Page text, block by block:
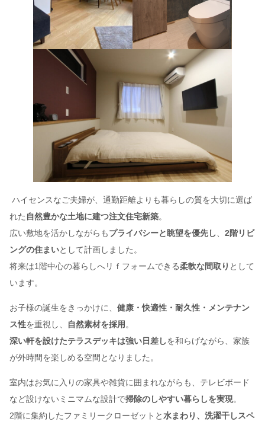
ハイセンスなご夫婦が、通勤距離よりも暮らしの質を大切に選ば
れた 自然豊かな土地に建つ注文住宅新築。
広い敷地を活かしながらもプライバシーと眺望を優先し、 2階リビ
ングの住まいとして計画しました。
将来は1階中心の暮らしへリｆフォームできる柔軟な間取り として
います。
お子様の誕生をきっかけに、 健康・快適性・耐久性・メンテナン
ス性を重視し、 自然素材を採用。
深い軒を設けたテラスデッキは強い日差しを和らげながら、家族
が外時間を楽しめる空間となりました。
室内はお気に入りの家具や雑貨に囲まれながらも、テレビボード
など設けないミニマムな設計で掃除のしやすい暮らしを実現。
2階に集約したファミリークローゼットと水まわり、洗濯干しスペ